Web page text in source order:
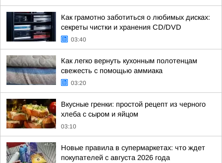
Как грамотно заботиться о любимых дисках:
секреты чистки и хранения CD/DVD
03:40
Как легко вернуть кухонным полотенцам
свежесть с помощью аммиака
03:20
Вкусные гренки: простой рецепт из черного
хлеба с сыром и яйцом
03:10
Новые правила в супермаркетах: что ждет
покупателей с августа 2026 года